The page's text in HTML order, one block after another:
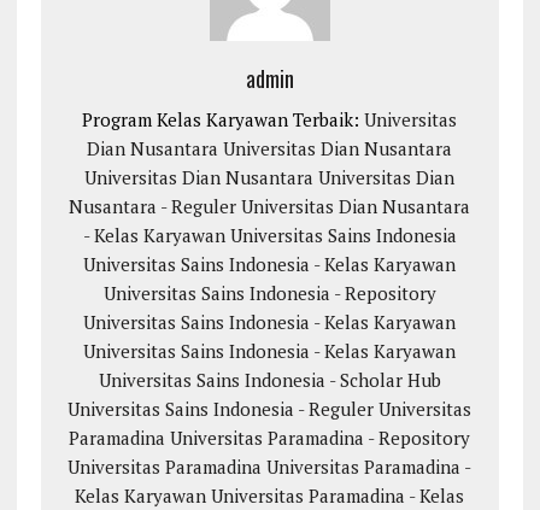
admin
Program Kelas Karyawan Terbaik:Universitas
Dian Nusantara Universitas Dian Nusantara
Universitas Dian Nusantara Universitas Dian
Nusantara - Reguler Universitas Dian Nusantara
- Kelas Karyawan Universitas Sains Indonesia
Universitas Sains Indonesia - Kelas Karyawan
Universitas Sains Indonesia - Repository
Universitas Sains Indonesia - Kelas Karyawan
Universitas Sains Indonesia - Kelas Karyawan
Universitas Sains Indonesia - Scholar Hub
Universitas Sains Indonesia - Reguler Universitas
Paramadina Universitas Paramadina - Repository
Universitas Paramadina Universitas Paramadina -
Kelas Karyawan Universitas Paramadina - Kelas